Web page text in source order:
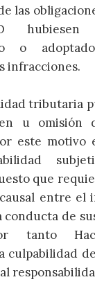
las
hubiesen
o
infracciones.
tributaria
u omisión
este motivo
que
entre el
conducta de
tanto
culpabilidad